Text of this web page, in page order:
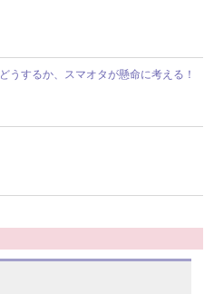
うするか、スマオタが懸命に考える！